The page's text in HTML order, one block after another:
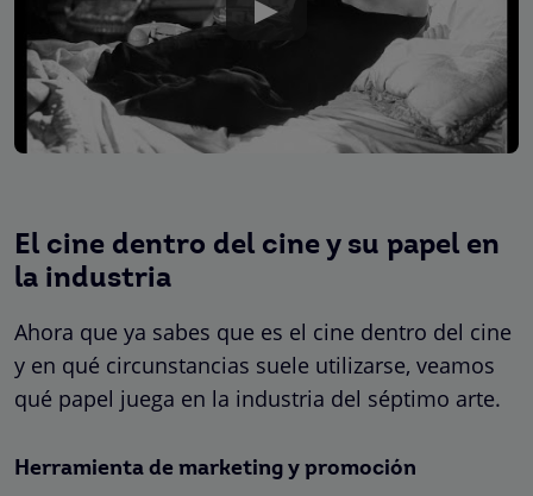
El cine dentro del cine y su papel en
la industria
Ahora que ya sabes que es el cine dentro del cine
y en qué circunstancias suele utilizarse, veamos
qué papel juega en la industria del séptimo arte.
Herramienta de marketing y promoción